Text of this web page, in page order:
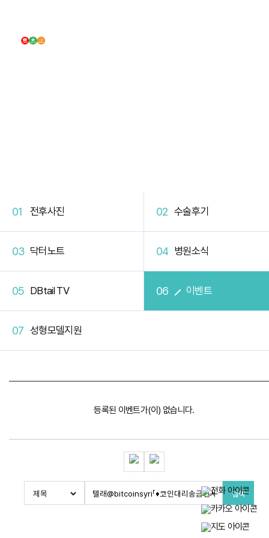
전후사진 수술후기
닥터노트 병원소식
DBtail TV 이벤트
성형모델지원
등록된 이벤트가(이) 없습니다.
검색